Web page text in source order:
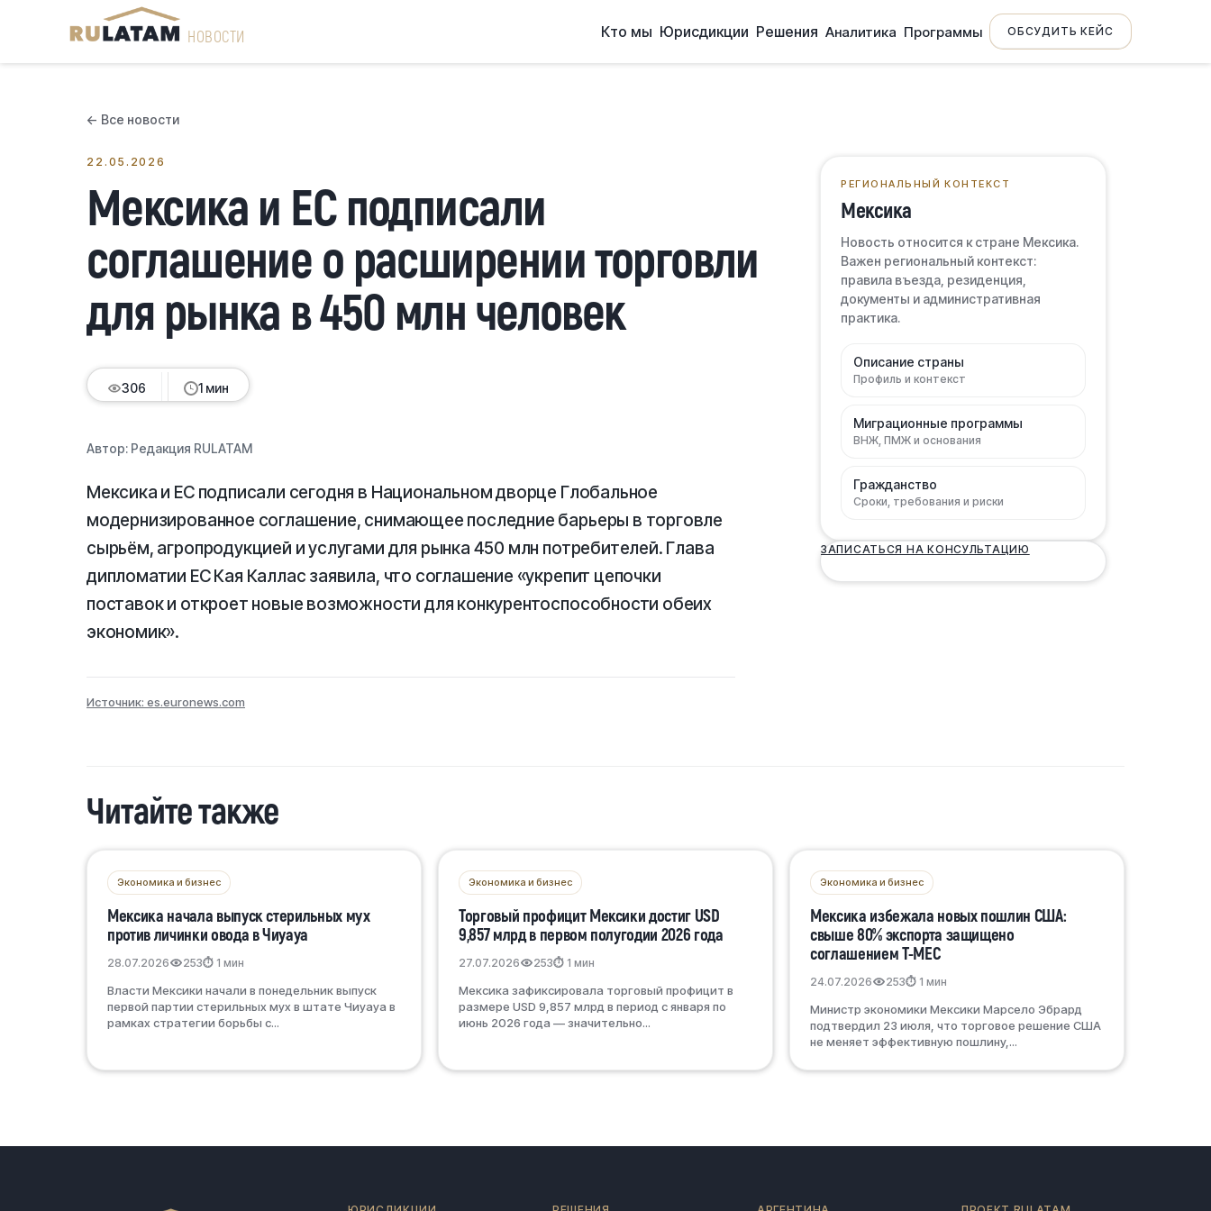
НОВОСТИ Кто мы Юрисдикции Решения Аналитика Программы ОБСУДИТЬ КЕЙС
← Все новости
22.05.2026
Мексика и ЕС подписали
соглашение о расширении торговли
для рынка в 450 млн человек
306 1 мин
Автор: Редакция RULATAM
Мексика и ЕС подписали сегодня в Национальном дворце Глобальное
модернизированное соглашение, снимающее последние барьеры в торговле
сырьём, агропродукцией и услугами для рынка 450 млн потребителей. Глава
дипломатии ЕС Кая Каллас заявила, что соглашение «укрепит цепочки
поставок и откроет новые возможности для конкурентоспособности обеих
экономик».
Источник: es.euronews.com
РЕГИОНАЛЬНЫЙ КОНТЕКСТ
Мексика
Новость относится к стране Мексика.
Важен региональный контекст:
правила въезда, резиденция,
документы и административная
практика.
Описание страны
Профиль и контекст
Миграционные программы
ВНЖ, ПМЖ и основания
Гражданство
Сроки, требования и риски
ЗАПИСАТЬСЯ НА КОНСУЛЬТАЦИЮ
Читайте также
Экономика и бизнес
Мексика начала выпуск стерильных мух
против личинки овода в Чиуауа
28.07.2026 253⏱ 1 мин
Власти Мексики начали в понедельник выпуск
первой партии стерильных мух в штате Чиуауа в
рамках стратегии борьбы с...
Экономика и бизнес
Торговый профицит Мексики достиг USD
9,857 млрд в первом полугодии 2026 года
27.07.2026 253⏱ 1 мин
Мексика зафиксировала торговый профицит в
размере USD 9,857 млрд в период с января по
июнь 2026 года — значительно...
Экономика и бизнес
Мексика избежала новых пошлин США:
свыше 80% экспорта защищено
соглашением T-MEC
24.07.2026 253⏱ 1 мин
Министр экономики Мексики Марсело Эбрард
подтвердил 23 июля, что торговое решение США
не меняет эффективную пошлину,...